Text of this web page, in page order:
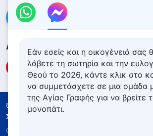
Επικοινωνήστε μαζί μας μέσω
Ακολουθήστε μας
Όροι Χρήσης
Πολιτική απορρήτου
Συντελεστές
Copyright © 2026
Εάν εσείς και η οικογένειά σας
λάβετε τη σωτηρία και την
Θεού το 2026, κάντε κλικ στο
να συμμετάσχετε σε μια ομάδα
της Αγίας Γραφής για να βρείτε
μονοπάτι.